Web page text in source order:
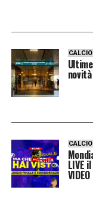
LIVE
VIDEO